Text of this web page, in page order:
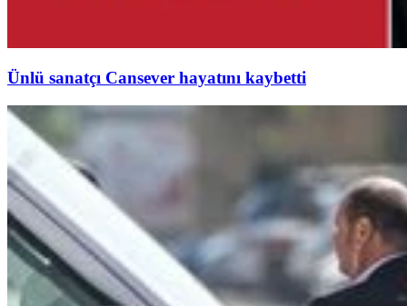
Ünlü sanatçı Cansever hayatını kaybetti